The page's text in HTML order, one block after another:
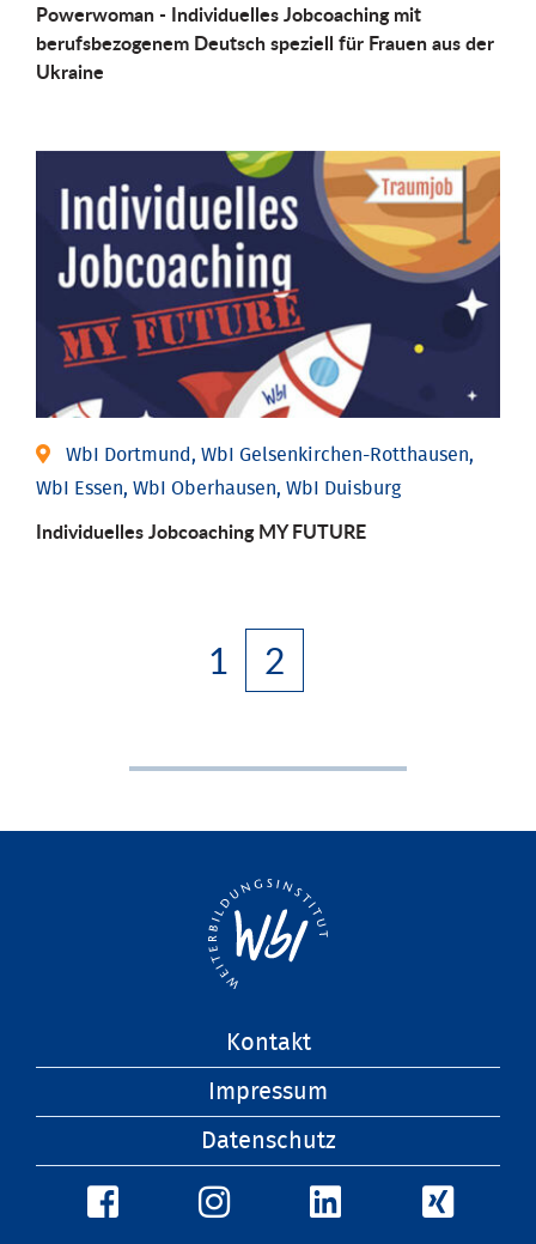
Powerwoman - Individuelles Jobcoaching mit
berufsbezogenem Deutsch speziell für Frauen aus der
Ukraine
WbI Dortmund, WbI Gelsenkirchen-Rotthausen,
WbI Essen, WbI Oberhausen, WbI Duisburg
Individuelles Jobcoaching MY FUTURE
1 2
Kontakt
Impressum
Datenschutz